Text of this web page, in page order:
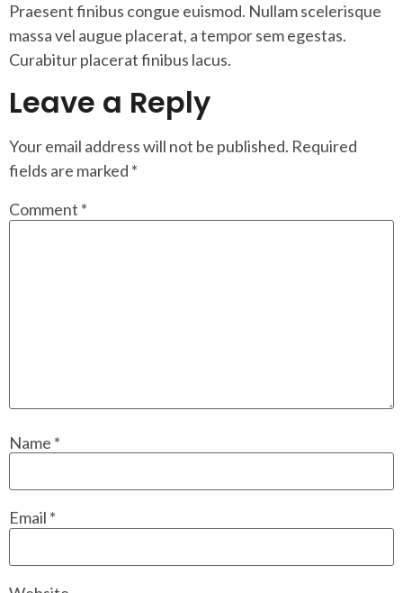
Praesent finibus congue euismod. Nullam scelerisque
massa vel augue placerat, a tempor sem egestas.
Curabitur placerat finibus lacus.
Leave a Reply
Your email address will not be published. Required
fields are marked *
Comment *
Name *
Email *